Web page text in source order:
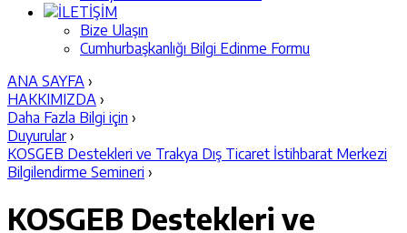
İLETİŞİM
Bize Ulaşın
Cumhurbaşkanlığı Bilgi Edinme Formu
ANA SAYFA ›
HAKKIMIZDA ›
Daha Fazla Bilgi için ›
Duyurular ›
KOSGEB Destekleri ve Trakya Dış Ticaret İstihbarat Merkezi
Bilgilendirme Semineri ›
KOSGEB Destekleri ve